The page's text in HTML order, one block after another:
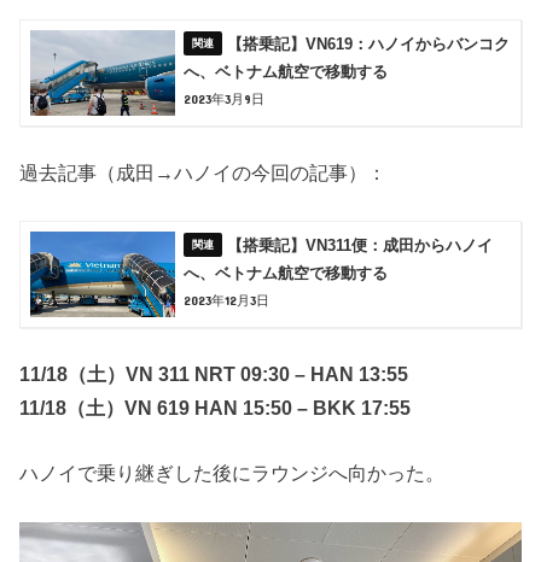
【搭乗記】VN619：ハノイからバンコク
へ、ベトナム航空で移動する
2023年3月9日
過去記事（成田→ハノイの今回の記事）：
【搭乗記】VN311便：成田からハノイ
へ、ベトナム航空で移動する
2023年12月3日
11/18（土）VN 311 NRT 09:30 – HAN 13:55
11/18（土）VN 619 HAN 15:50 – BKK 17:55
ハノイで乗り継ぎした後にラウンジへ向かった。